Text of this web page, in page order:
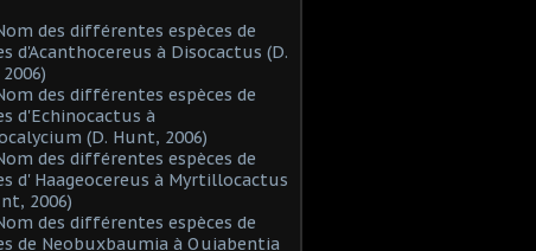
des différentes espèces de
d'Acanthocereus à Disocactus (D.
des différentes espèces de
d'Echinocactus à
(D. Hunt, 2006)
des différentes espèces de
d' Haageocereus à Myrtillocactus
2006)
des différentes espèces de
de Neobuxbaumia à Quiabentia